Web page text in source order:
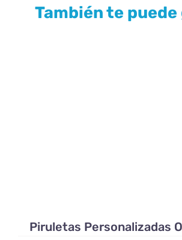
También te
Piruletas Personalizadas